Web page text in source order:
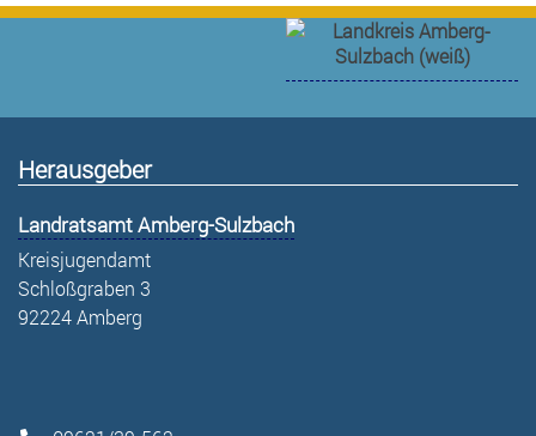
Herausgeber
Landratsamt Amberg-Sulzbach
Kreisjugendamt
Schloßgraben 3
92224 Amberg